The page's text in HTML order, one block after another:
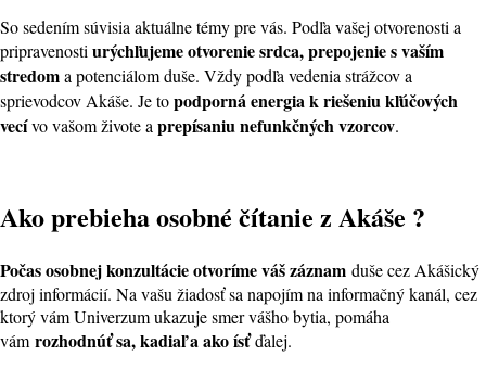
So sedením súvisia aktuálne témy pre vás. Podľa vašej otvorenosti a
pripravenostiurýchľujeme otvorenie srdca, prepojenie s vaším
stredoma potenciálom duše. Vždy podľa vedenia strážcov a
sprievodcov Akáše. Je topodporná energia k riešeniu kľúčových
vecívo vašom živote aprepísaniu nefunkčných vzorcov.
Ako prebieha osobné čítanie z Akáše ?
Počas osobnej konzultácie otvoríme váš záznam duše cez Akášický
zdroj informácií. Na vašu žiadosť sa napojím na informačný kanál, cez
ktorý vám Univerzum ukazuje smer vášho bytia, pomáha
vám rozhodnúť sa, kadiaľ a ako ísťďalej.